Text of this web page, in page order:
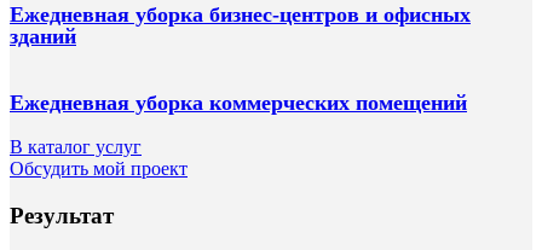
Ежедневная уборка бизнес-центров и офисных
зданий
Ежедневная уборка коммерческих помещений
В каталог услуг
Обсудить мой проект
Результат